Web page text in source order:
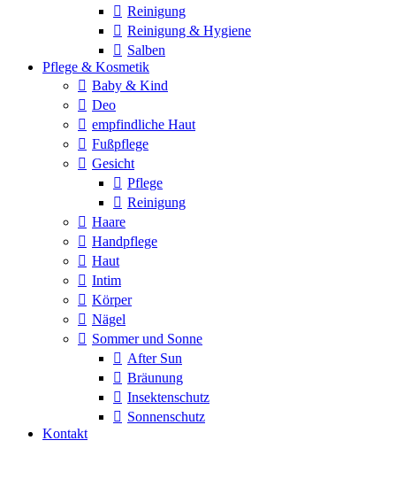
Reinigung
Reinigung & Hygiene
Salben
Pflege & Kosmetik
Baby & Kind
Deo
empfindliche Haut
Fußpflege
Gesicht
Pflege
Reinigung
Haare
Handpflege
Haut
Intim
Körper
Nägel
Sommer und Sonne
After Sun
Bräunung
Insektenschutz
Sonnenschutz
Kontakt